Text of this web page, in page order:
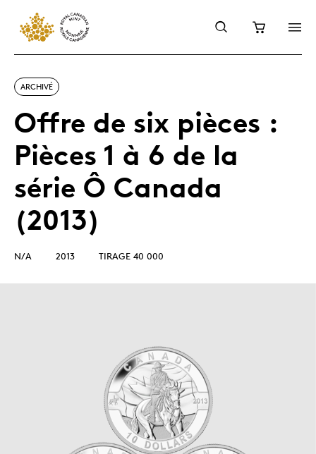
ARCHIVÉ
Offre de six pièces :
Pièces 1 à 6 de la
série Ô Canada
(2013)
N/A 2013 TIRAGE 40 000